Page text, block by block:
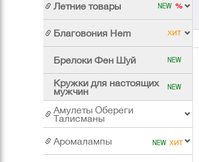
Летние товары
Благовония Hem
Брелоки Фен Шуй
Кружки для настоящих
мужчин
Амулеты Обереги
Талисманы
Аромалампы